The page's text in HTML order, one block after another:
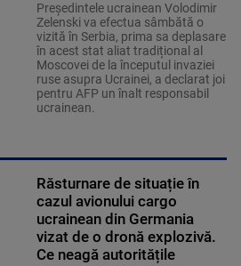
Președintele ucrainean Volodimir
Zelenski va efectua sâmbătă o
vizită în Serbia, prima sa deplasare
în acest stat aliat tradițional al
Moscovei de la începutul invaziei
ruse asupra Ucrainei, a declarat joi
pentru AFP un înalt responsabil
ucrainean.
Răsturnare de situație în
cazul avionului cargo
ucrainean din Germania
vizat de o dronă explozivă.
Ce neagă autoritățile